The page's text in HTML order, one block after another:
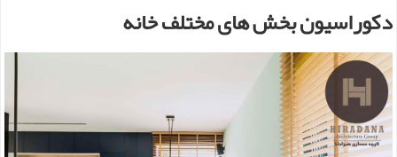
دکوراسیون بخش های مختلف خانه